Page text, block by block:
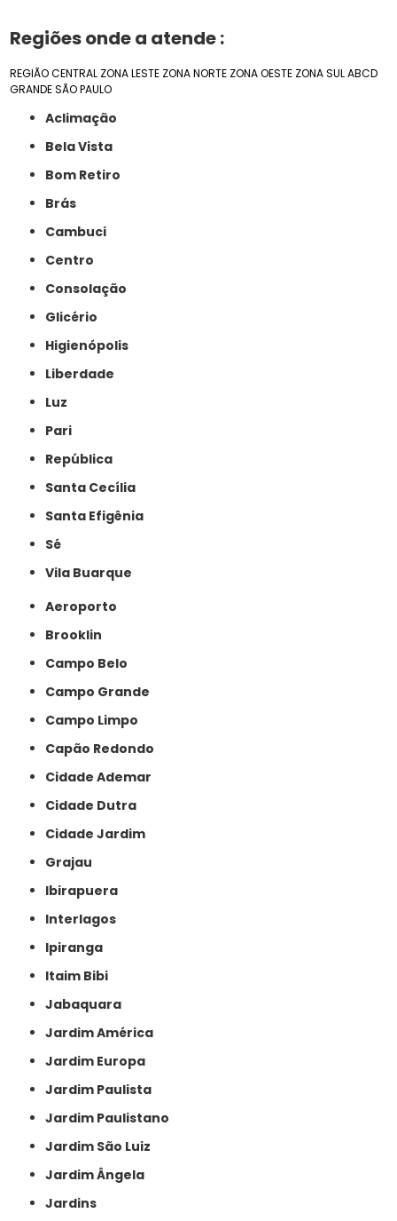
Regiões onde a atende :
REGIÃO CENTRAL ZONA LESTE ZONA NORTE ZONA OESTE ZONA SULABCD
GRANDE SÃO PAULO
Aclimação
Bela Vista
Bom Retiro
Brás
Cambuci
Centro
Consolação
Glicério
Higienópolis
Liberdade
Luz
Pari
República
Santa Cecília
Santa Efigênia
Sé
Vila Buarque
Aeroporto
Brooklin
Campo Belo
Campo Grande
Campo Limpo
Capão Redondo
Cidade Ademar
Cidade Dutra
Cidade Jardim
Grajau
Ibirapuera
Interlagos
Ipiranga
Itaim Bibi
Jabaquara
Jardim América
Jardim Europa
Jardim Paulista
Jardim Paulistano
Jardim São Luiz
Jardim Ângela
Jardins